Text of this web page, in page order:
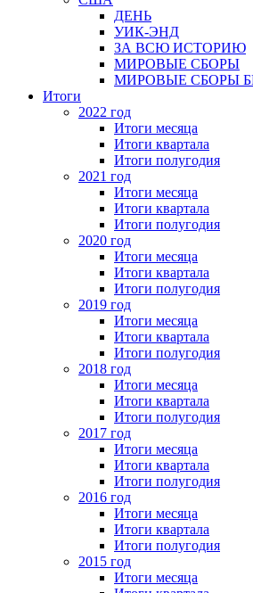
ДЕНЬ
УИК-ЭНД
ЗА ВСЮ ИСТОРИЮ
МИРОВЫЕ СБОРЫ
МИРОВЫЕ СБОРЫ
Итоги
2022 год
Итоги месяца
Итоги квартала
Итоги полугодия
2021 год
Итоги месяца
Итоги квартала
Итоги полугодия
2020 год
Итоги месяца
Итоги квартала
Итоги полугодия
2019 год
Итоги месяца
Итоги квартала
Итоги полугодия
2018 год
Итоги месяца
Итоги квартала
Итоги полугодия
2017 год
Итоги месяца
Итоги квартала
Итоги полугодия
2016 год
Итоги месяца
Итоги квартала
Итоги полугодия
2015 год
Итоги месяца